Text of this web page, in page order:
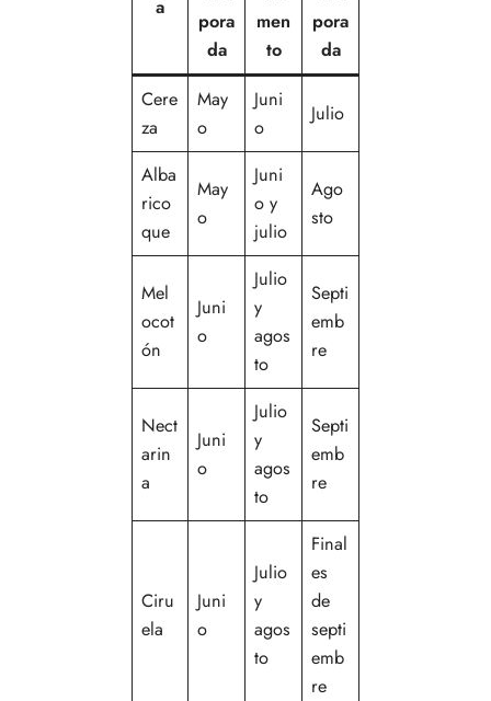
a
pora
da
men
to
pora
da
Cere
za
May
o
Juni
o
Julio
Alba
rico
que
May
o
Juni
o y
julio
Ago
sto
Mel
ocot
ón
Juni
o
Julio
y
agos
to
Septi
emb
re
Nect
arin
a
Juni
o
Julio
y
agos
to
Septi
emb
re
Ciru
ela
Juni
o
Julio
y
agos
to
Final
es
de
septi
emb
re